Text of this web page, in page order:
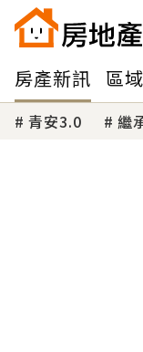
房產新訊 區
青安3.0 繼